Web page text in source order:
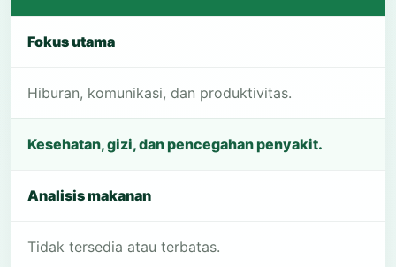
Fokus utama
Hiburan, komunikasi, dan produktivitas.
Kesehatan, gizi, dan pencegahan penyakit.
Analisis makanan
Tidak tersedia atau terbatas.